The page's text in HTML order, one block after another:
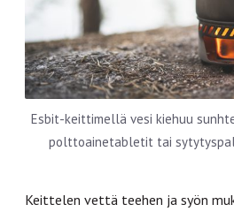
Esbit-keittimellä vesi kiehuu
polttoainetabletit tai
Keittelen vettä teehen ja syön